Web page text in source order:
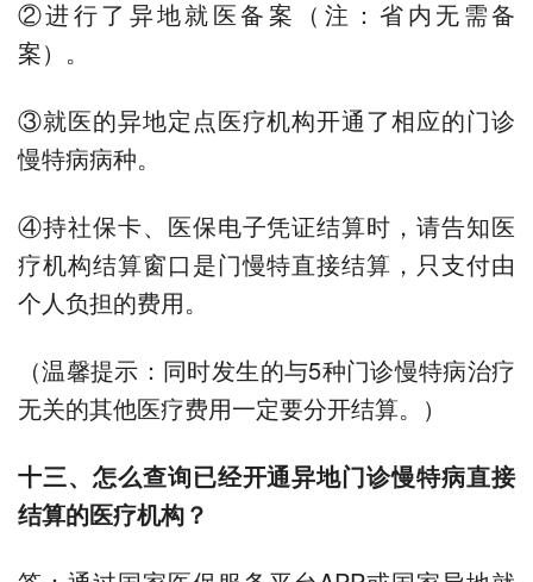
②进行了异地就医备案（注：省内无需备
案）。
③就医的异地定点医疗机构开通了相应的门诊
慢特病病种。
④持社保卡、医保电子凭证结算时，请告知医
疗机构结算窗口是门慢特直接结算，只支付由
个人负担的费用。
（温馨提示：同时发生的与5种门诊慢特病治疗
无关的其他医疗费用一定要分开结算。）
十三、怎么查询已经开通异地门诊慢特病直接
结算的医疗机构？